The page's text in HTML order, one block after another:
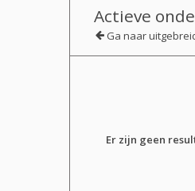
Actieve
Ga naar
Er zijn geen